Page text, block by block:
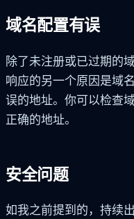
域名配置有误
除了未注册或已过期的
响应的另一个原因是域
误的地址。你可以检查
正确的地址。
安全问题
如我之前提到的，持续